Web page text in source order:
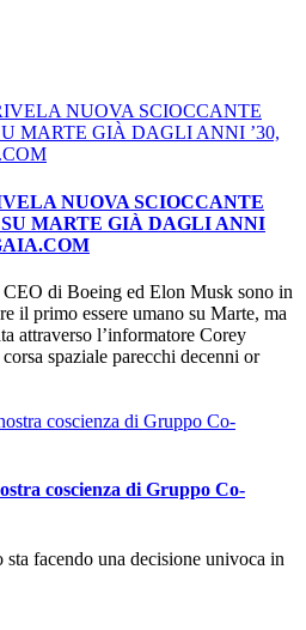
NUOVA SCIOCCANTE
MARTE GIÀ DAGLI ANNI
di Boeing ed Elon Musk sono in
il primo essere umano su Marte, ma
attraverso l’informatore Corey
spaziale parecchi decenni or
coscienza di Gruppo Co-
facendo una decisione univoca in